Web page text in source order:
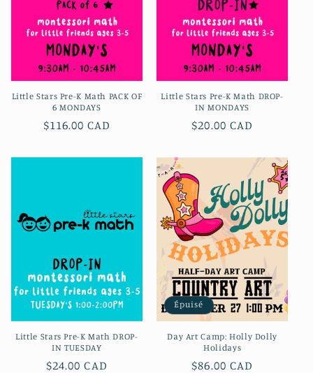
Little Stars Pre-K Math PACK OF
6 MONDAYS
Prix
$116.00 CAD
Little Stars Pre-K Math DROP-
IN MONDAYS
Prix
$20.00 CAD
Little Stars Pre-K Math DROP-
IN TUESDAY
Prix
$24.00 CAD
Épuisé
Day Art Camp: Holly Dolly
Holidays
Prix
$86.00 CAD